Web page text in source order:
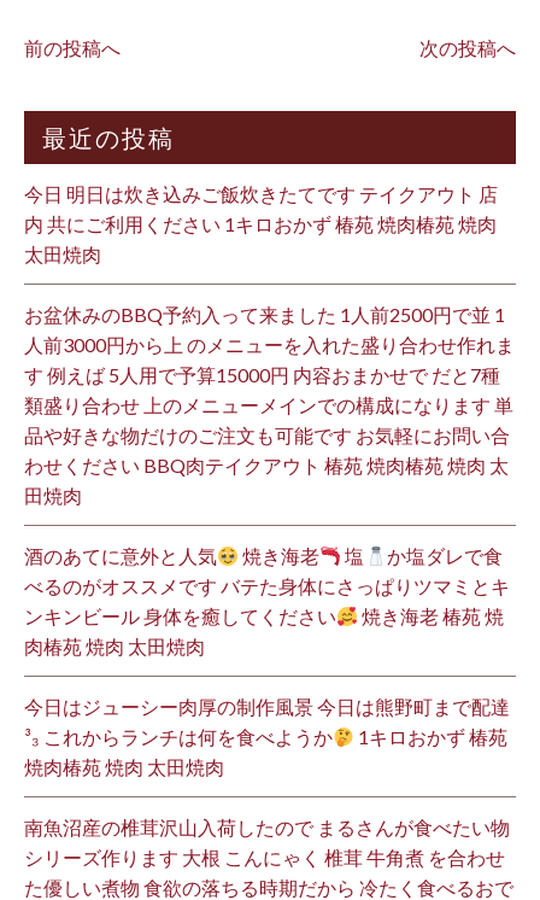
前の投稿へ 次の投稿へ
最近の投稿
今日 明日は炊き込みご飯炊きたてです テイクアウト 店
内 共にご利用ください 1キロおかず 椿苑 焼肉椿苑 焼肉
太田焼肉
お盆休みのBBQ予約入って来ました 1人前2500円で並 1
人前3000円から上 のメニューを入れた盛り合わせ作れま
す 例えば 5人用で予算15000円 内容おまかせで だと7種
類盛り合わせ 上のメニューメインでの構成になります 単
品や好きな物だけのご注文も可能です お気軽にお問い合
わせください BBQ肉テイクアウト 椿苑 焼肉椿苑 焼肉 太
田焼肉
酒のあてに意外と人気 焼き海老 塩
か塩ダレで食
べるのがオススメです バテた身体にさっぱりツマミとキ
ンキンビール 身体を癒してください
焼き海老 椿苑 焼
肉椿苑 焼肉 太田焼肉
今日はジューシー肉厚の制作風景 今日は熊野町まで配達
³₃ これからランチは何を食べようか
1キロおかず 椿苑
焼肉椿苑 焼肉 太田焼肉
南魚沼産の椎茸沢山入荷したので まるさんが食べたい物
シリーズ作ります 大根 こんにゃく 椎茸 牛角煮 を合わせ
た優しい煮物 食欲の落ちる時期だから 冷たく食べるおで